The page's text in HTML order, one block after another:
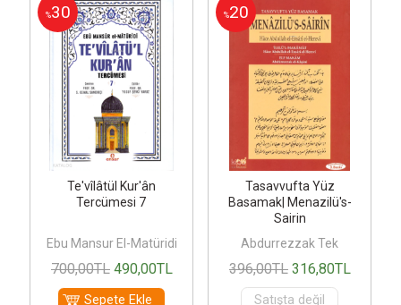
%30
Te'vîlâtül Kur'ân
Tercümesi 7
Ebu Mansur El-Matüridi
700,00TL 490,00TL
Sepete Ekle
%20
Tasavvufta Yüz
Basamak| Menazilü's-
Sairin
Abdurrezzak Tek
396,00TL 316,80TL
Satışta değil